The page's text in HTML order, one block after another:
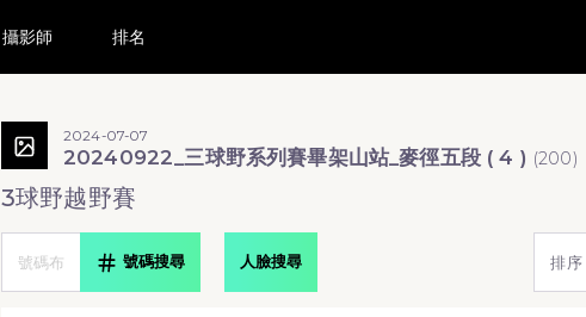
攝影師 排名
2024-07-07
20240922_三球野系列賽畢架山站_麥徑五段 ( 4 ) (200)
3球野越野賽
號碼搜尋 人臉搜尋 排序